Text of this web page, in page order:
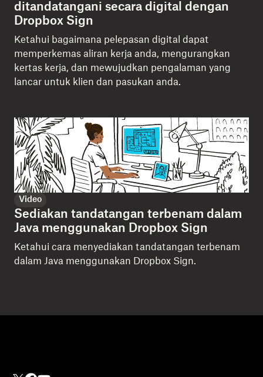
ditandatangani secara digital dengan
Dropbox Sign
Ketahui bagaimana pelepasan digital dapat
memperkemas aliran kerja anda, mengurangkan
kertas kerja, dan mewujudkan pengalaman yang
lancar untuk klien dan pasukan anda.
Video
Sediakan tandatangan terbenam dalam
Java menggunakan Dropbox Sign
Ketahui cara menyediakan tandatangan terbenam
dalam Java menggunakan Dropbox Sign.